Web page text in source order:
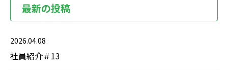
最新の投稿
2026.04.08
社員紹介＃13